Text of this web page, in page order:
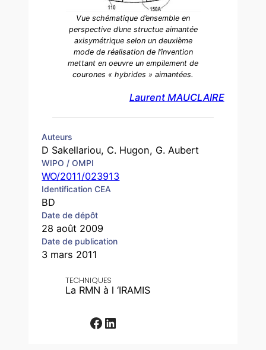
Auteurs
D Sakellariou, C. Hugon, G. Aubert
WIPO / OMPI
WO/2011/023913
Identification CEA
BD
Date de dépôt
28 août 2009
Date de publication
3 mars 2011
TECHNIQUES
La RMN à l ‘IRAMIS
Facebook LinkedIn
Vue schématique d’ensemble en
perspective d’une structue aimantée
axisymétrique selon un deuxième
mode de réalisation de l’invention
mettant en oeuvre un empilement de
courones « hybrides » aimantées.
Laurent MAUCLAIRE